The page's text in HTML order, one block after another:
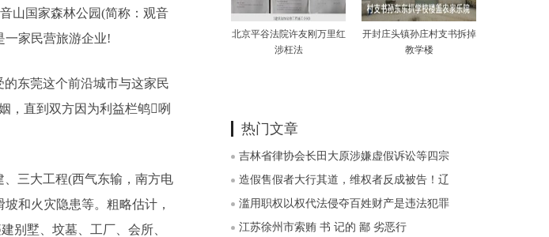
山国家森林公园(简称：观音
一家民营旅游企业!
东莞这个前沿城市与这家民
，直到双方因为利益栏鸲咧
三大工程(西气东输，南方电
和火灾隐患等。粗略估计，
别墅、坟墓、工厂、会所、
北京平谷法院许友刚万里红
涉枉法
开封庄头镇孙庄村支书拆掉
教学楼
热门文章
吉林省律协会长田大原涉嫌虚假诉讼等四宗
造假售假者大行其道，维权者反成被告！辽
滥用职权以权代法侵夺百姓财产是违法犯罪
江苏徐州市索贿 书 记的 鄙 劣恶行